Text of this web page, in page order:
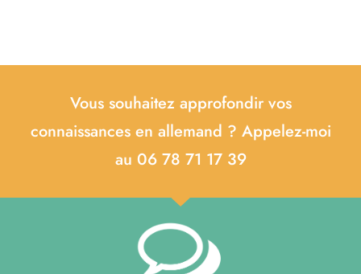
Vous souhaitez approfondir vos
connaissances en allemand ? Appelez-moi
au 06 78 71 17 39